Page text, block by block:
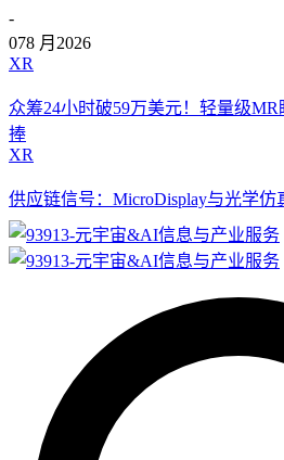
-
078 月 2026
XR
众筹24小时破59万美元！轻量级
捧
XR
供应链信号：MicroDisplay与光学